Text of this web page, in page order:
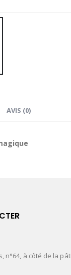
AVIS (0)
n°64, à côté de la